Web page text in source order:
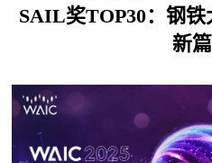
SAIL奖TOP30：钢
新